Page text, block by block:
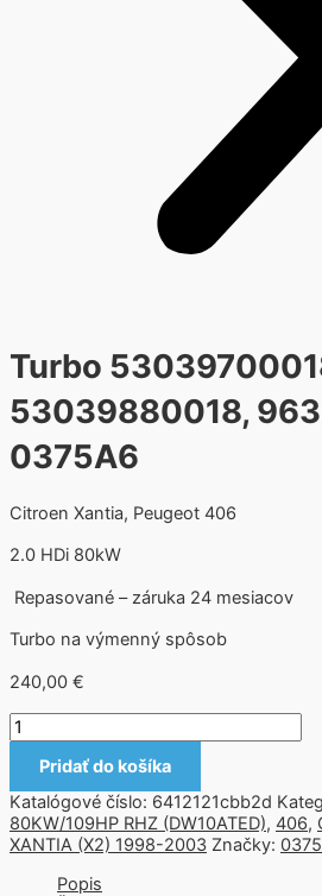
Turbo
53039880018,
0375A6
Citroen Xantia, Peugeot 406
2.0 HDi 80kW
Repasované – záruka 24 mesiacov
Turbo na výmenný spôsob
240,00 €
Pridať do košíka
Katalógové číslo: 6412121cbb2d
80KW/109HP RHZ (DW10ATED), 406,
XANTIA (X2) 1998-2003 Značky:
Popis